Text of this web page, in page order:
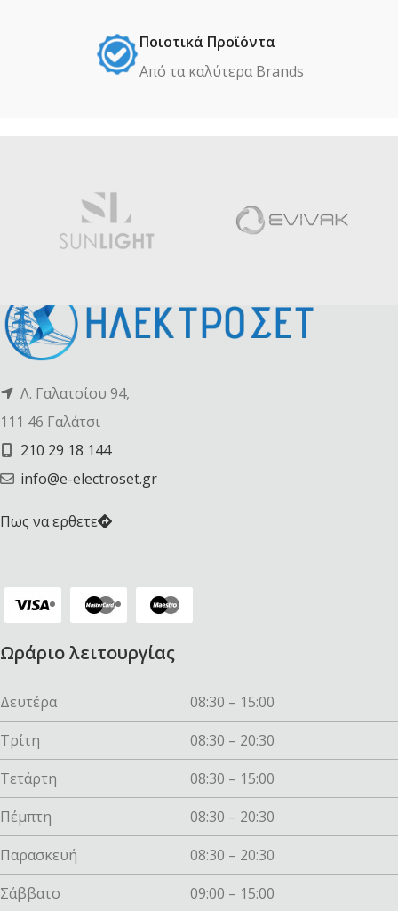
Ποιοτικά Προϊόντα
Από τα καλύτερα Βrands
Λ. Γαλατσίου 94,
111 46 Γαλάτσι
210 29 18 144
info@e-electroset.gr
Πως να ερθετε
Ωράριο λειτουργίας
Δευτέρα
08:30 – 15:00
Τρίτη
08:30 – 20:30
Τετάρτη
08:30 – 15:00
Πέμπτη
08:30 – 20:30
Παρασκευή
08:30 – 20:30
Σάββατο
09:00 – 15:00